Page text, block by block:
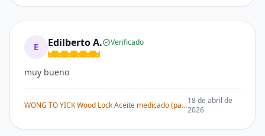
E Edilberto A. Verificado
muy bueno
WONG TO YICK Wood Lock Aceite medicado (paquete de 1)18 de abril de
2026